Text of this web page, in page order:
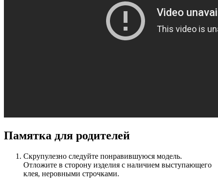
Памятка для родителей
Скрупулезно следуйте понравившуюся модель.
Отложите в сторону изделия с наличием выступающего
клея, неровными строчками.